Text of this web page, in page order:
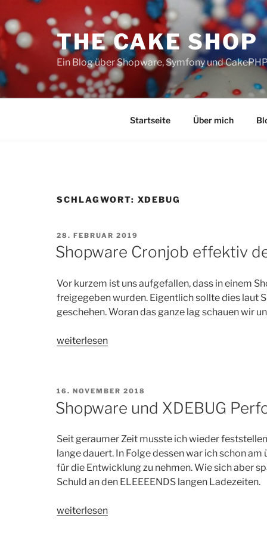
Inhalt
springen
THE CAKE SHOP
Ein Blog über Shopware, Symfony und
Startseite Über mich
SCHLAGWORT: XDEBUG
VERÖFFENTLICHT
AM
28. FEBRUAR 2019
Shopware Cronjob effektiv
Vor kurzem ist uns aufgefallen, dass in einem
freigegeben wurden. Eigentlich sollte dies laut
geschehen. Woran das ganze lag schauen wir
„Shopware
weiterlesen
VERÖFFENTLICHT
16. NOVEMBER 2018
Shopware und XDEBUG
Seit geraumer Zeit musste ich wieder
lange dauert. In Folge dessen war ich schon
für die Entwicklung zu nehmen. Wie sich aber
Schuld an den ELEEEENDS langen Ladezeiten.
„Shopware
weiterlesen